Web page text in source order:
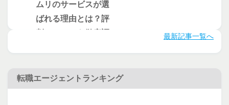
最新記事一覧へ
転職エージェントランキング